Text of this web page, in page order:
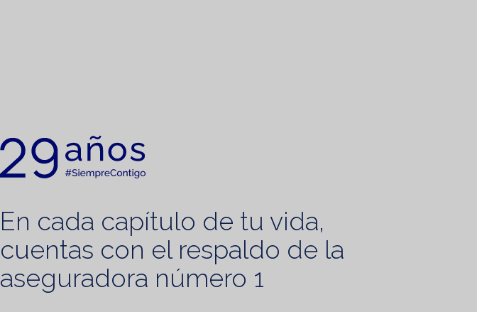
En cada capítulo de tu vida,
cuentas con el respaldo de la
aseguradora número 1